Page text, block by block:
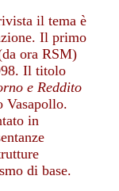
il tema è
Il primo
ora RSM)
Il titolo
e Reddito
Vasapollo.
in
di base.